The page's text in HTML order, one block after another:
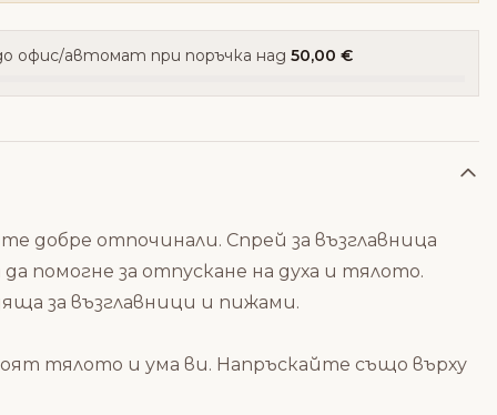
офис/автомат при поръчка над 50,00 €
добре отпочинали. Спрей за възглавница
да помогне за отпускане на духа и тялото.
за възглавници и пижами.
тялото и ума ви. Напръскайте също върху